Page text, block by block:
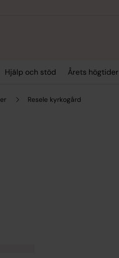
Hjälp och stöd Årets högtider
Resele kyrkogård